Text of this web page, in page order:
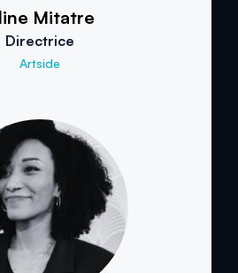
Mitatre
Directrice
Artside